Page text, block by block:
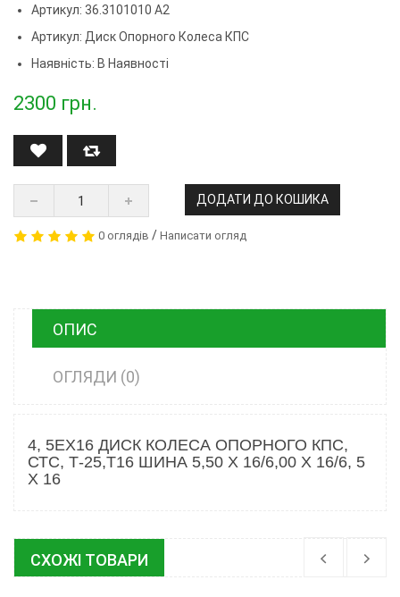
Артикул: 36.3101010 А2
Артикул: Диск Опорного Колеса КПС
Наявність: В Наявності
2300 грн.
ДОДАТИ ДО КОШИКА
0 оглядів / Написати огляд
ОПИС
ОГЛЯДИ (0)
4, 5ЕХ16 ДИСК КОЛЕСА ОПОРНОГО КПС,
СТС, Т-25,Т16 ШИНА 5,50 Х 16/6,00 Х 16/6, 5
Х 16
СХОЖІ ТОВАРИ